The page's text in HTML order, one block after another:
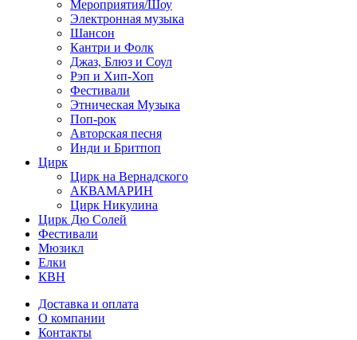
Мероприятия/Шоу
Электронная музыка
Шансон
Кантри и Фолк
Джаз, Блюз и Соул
Рэп и Хип-Хоп
Фестивали
Этническая Музыка
Поп-рок
Авторская песня
Инди и Бритпоп
Цирк
Цирк на Вернадского
АКВАМАРИН
Цирк Никулина
Цирк Дю Солей
Фестивали
Мюзикл
Елки
КВН
Доставка и оплата
О компании
Контакты